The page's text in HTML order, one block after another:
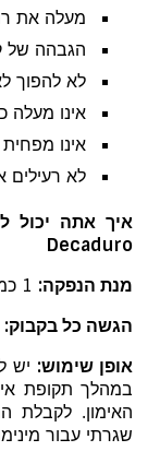
מעלה את
הגבהה של
לא להפוך
אינו מעלה
אינו
לא רעילים
איך אתה יכול
Decaduro
מנת הנפקה:
הגשה כל בקבוק:
אופן שימוש:
שגרתי עבור מינימום של